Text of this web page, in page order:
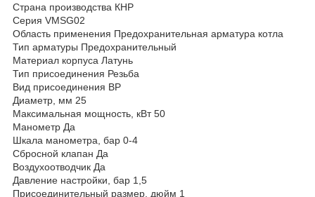
Страна производства КНР
Серия VMSG02
Область применения Предохранительная арматура котла
Тип арматуры Предохранительный
Материал корпуса Латунь
Тип присоединения Резьба
Вид присоединения ВР
Диаметр, мм 25
Максимальная мощность, кВт 50
Манометр Да
Шкала манометра, бар 0-4
Сбросной клапан Да
Воздухоотводчик Да
Давление настройки, бар 1,5
Присоединительный размер, дюйм 1